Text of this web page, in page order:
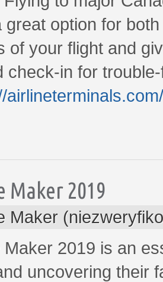
great option for
of your flight and
check-in for
Maker 2019
Maker
Maker 2019 is an
uncovering their